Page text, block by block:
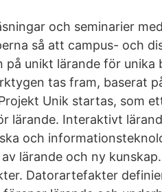
och seminarier
så att campus- och
unikt lärande för unika
tas fram, baserat
Unik startas, som
lärande. Interaktivt
och
lärande och ny
Datorartefakter